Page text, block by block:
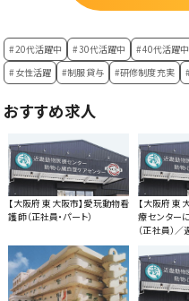
#20代活躍中 #30代活躍中 #40代活躍中
#女性活躍
#制服貸与 #研修制度充実
おすすめ求人
【大阪府 東大阪市】愛玩動物看
護師（正社員・パート）
【大阪府 東
療センター
（正社員）